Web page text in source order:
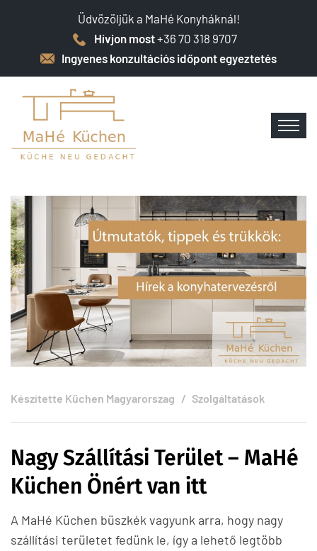
Üdvözöljük a MaHé Konyháknál!
Hívjon most+36 70 318 9707
Ingyenes konzultációs időpont egyeztetés
Készítette Küchen Magyarorszag Szolgáltatások
Nagy Szállítási Terület – MaHé
Küchen Önért van itt
A MaHé Küchen büszkék vagyunk arra, hogy nagy
szállítási területet fedünk le, így a lehető legtöbb